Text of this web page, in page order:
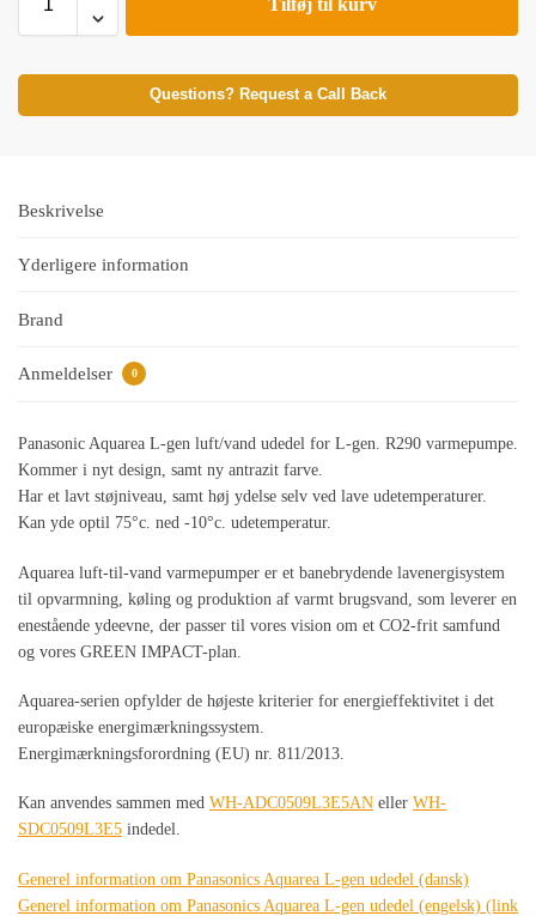
Questions? Request a Call Back
Beskrivelse
Yderligere information
Brand
Anmeldelser 0
Panasonic Aquarea L-gen luft/vand udedel for L-gen. R290 varmepumpe.
Kommer i nyt design, samt ny antrazit farve.
Har et lavt støjniveau, samt høj ydelse selv ved lave udetemperaturer.
Kan yde optil 75°c. ned -10°c. udetemperatur.
Aquarea luft-til-vand varmepumper er et banebrydende lavenergisystem
til opvarmning, køling og produktion af varmt brugsvand, som leverer en
enestående ydeevne, der passer til vores vision om et CO2-frit samfund
og vores GREEN IMPACT-plan.
Aquarea-serien opfylder de højeste kriterier for energieffektivitet i det
europæiske energimærkningssystem.
Energimærkningsforordning (EU) nr. 811/2013.
Kan anvendes sammen med WH-ADC0509L3E5AN eller WH-
SDC0509L3E5 indedel.
Generel information om Panasonics Aquarea L-gen udedel (dansk)
Generel information om Panasonics Aquarea L-gen udedel (engelsk) (link